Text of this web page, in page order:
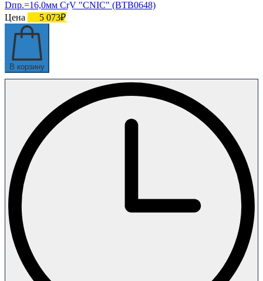
Dпр.=16,0мм CrV "CNIC" (BТB0648)
Цена
5 073₽
В корзину